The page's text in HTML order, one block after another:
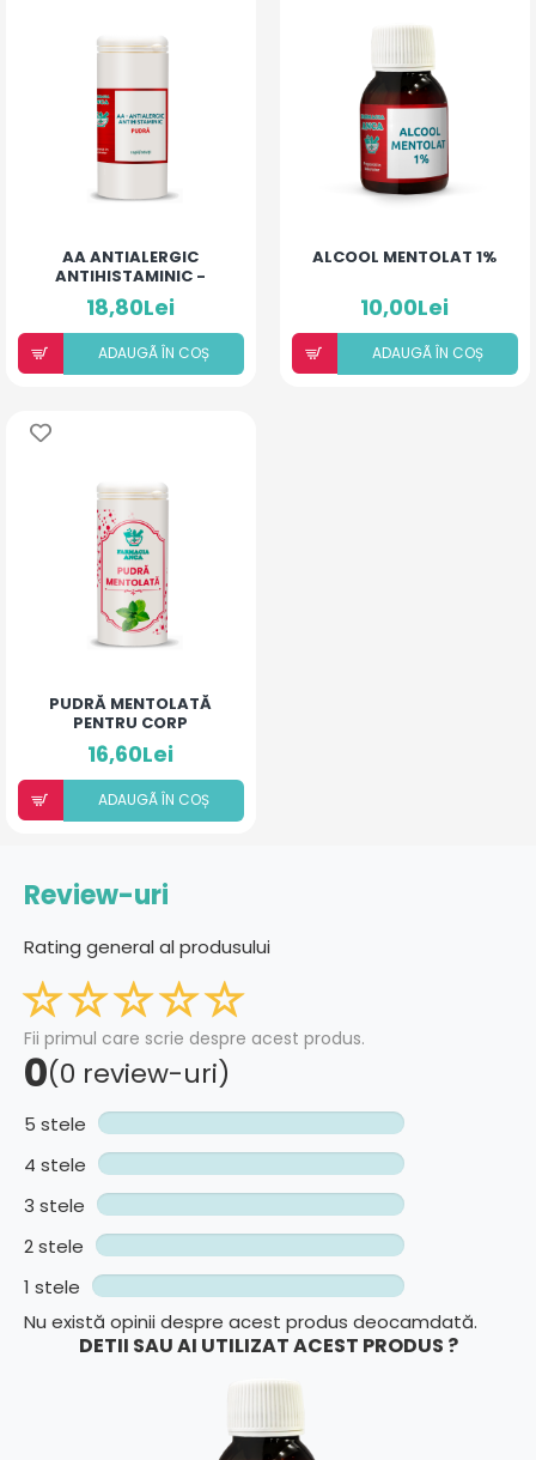
AA ANTIALERGIC
ANTIHISTAMINIC -
PUDRĂ PENTRU COPII ȘI
ADULȚI
18,80Lei
ADAUGÃ ÎN COȘ
ALCOOL MENTOLAT 1%
10,00Lei
ADAUGÃ ÎN COȘ
PUDRĂ MENTOLATĂ
PENTRU CORP
16,60Lei
ADAUGÃ ÎN COȘ
Review-uri
Rating general al produsului
Fii primul care scrie despre acest produs.
0(0 review-uri)
5 stele
4 stele
3 stele
2 stele
1 stele
Nu există opinii despre acest produs deocamdată.
DETII SAU AI UTILIZAT ACEST PRODUS ?